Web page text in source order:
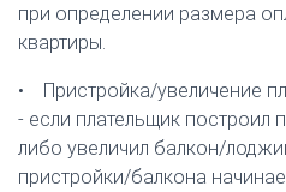
при определении размера
квартиры.
• Пристройка/увеличение
- если плательщик построил
либо увеличил балкон/
пристройки/балкона